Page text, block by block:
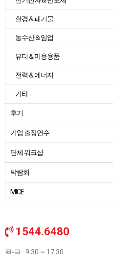
환경＆폐기물
농수산＆임업
뷰티＆미용용품
전력＆에너지
기타
후기
기업 출장연수
단체 워크샵
박람회
MICE
1544.6480
월-금 : 9:30 ~ 17:30